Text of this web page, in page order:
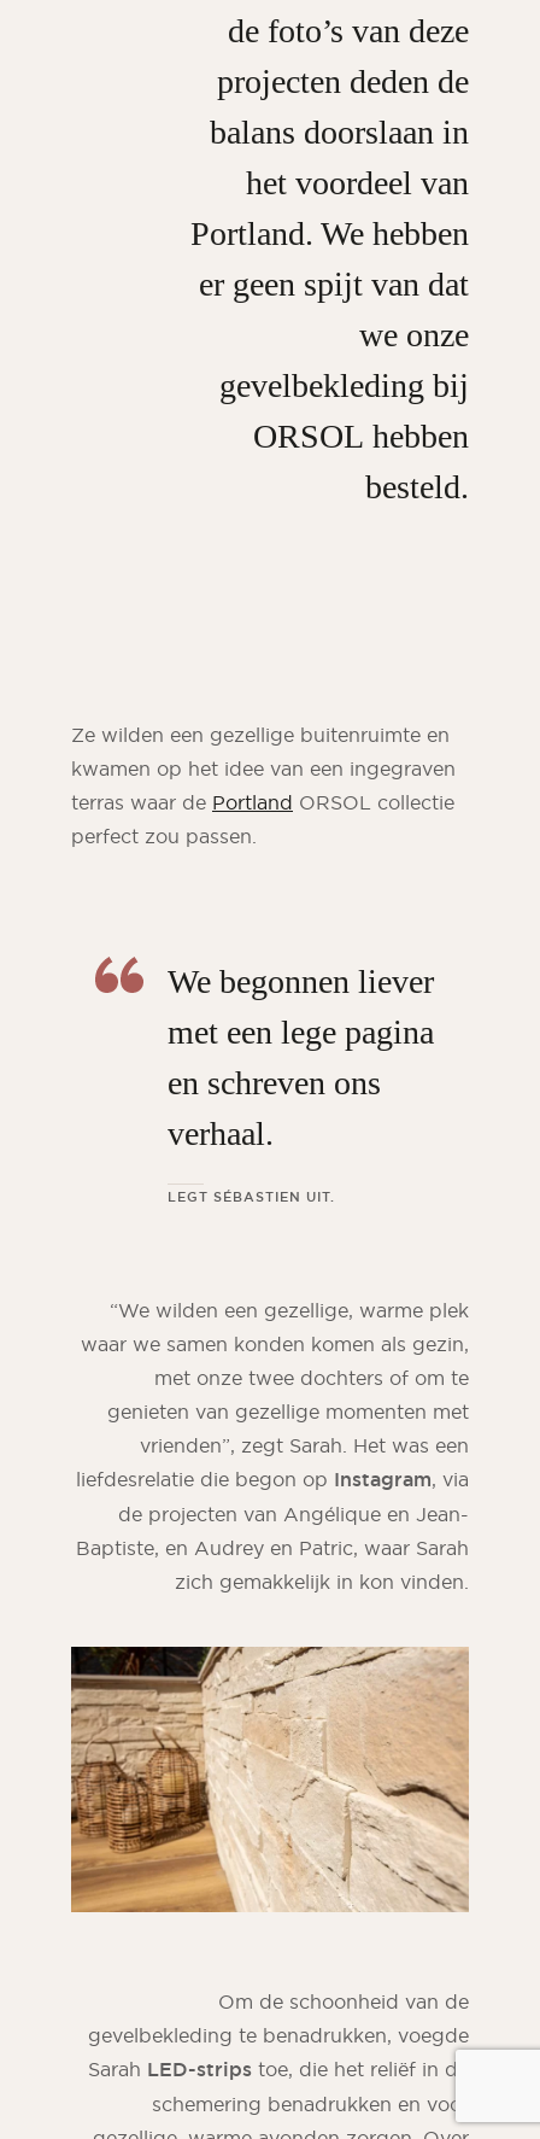
de foto’s van deze
projecten deden de
balans doorslaan in
het voordeel van
Portland. We hebben
er geen spijt van dat
we onze
gevelbekleding bij
ORSOL hebben
besteld.
Ze wilden een gezellige buitenruimte en
kwamen op het idee van een ingegraven
terras waar de Portland ORSOL collectie
perfect zou passen.
We begonnen liever
met een lege pagina
en schreven ons
verhaal.
LEGT SÉBASTIEN UIT.
“We wilden een gezellige, warme plek
waar we samen konden komen als gezin,
met onze twee dochters of om te
genieten van gezellige momenten met
vrienden”, zegt Sarah. Het was een
liefdesrelatie die begon op Instagram, via
de projecten van Angélique en Jean-
Baptiste, en Audrey en Patric, waar Sarah
zich gemakkelijk in kon vinden.
Om de schoonheid van de
gevelbekleding te benadrukken, voegde
Sarah LED-strips toe, die het reliëf in de
schemering benadrukken en voor